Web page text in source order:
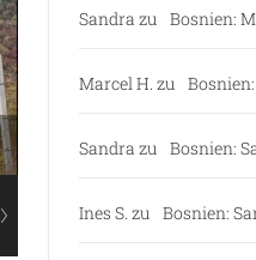
Sandra zu Bosnien:
Marcel H. zu
Sandra zu Bosnien:
Ines S. zu Bosnien: